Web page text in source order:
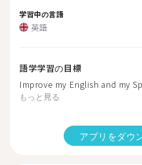
学習中の言語
英語
語学学習の目標
Improve my English and my
もっと見る
アプリをダウ